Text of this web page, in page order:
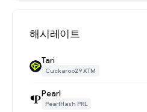
해시레이트
Tari
Cuckaroo29 XTM
Pearl
PearlHash PRL